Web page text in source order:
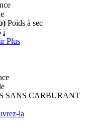
Poids à sec
i
Plus
SANS CARBURANT
la